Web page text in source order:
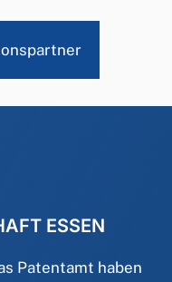
ESSEN
Patentamt haben